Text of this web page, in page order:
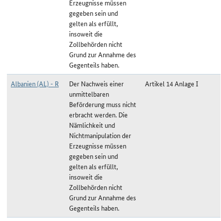
Erzeugnisse müssen
gegeben sein und
gelten als erfüllt,
insoweit die
Zollbehörden nicht
Grund zur Annahme des
Gegenteils haben.
Albanien (AL) - R
Der Nachweis einer
unmittelbaren
Beförderung muss nicht
erbracht werden. Die
Nämlichkeit und
Nichtmanipulation der
Erzeugnisse müssen
gegeben sein und
gelten als erfüllt,
insoweit die
Zollbehörden nicht
Grund zur Annahme des
Gegenteils haben.
Artikel 14 Anlage I